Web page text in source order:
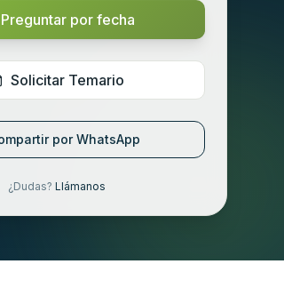
Preguntar por fecha
Solicitar Temario
por WhatsApp
¿Dudas? Llámanos